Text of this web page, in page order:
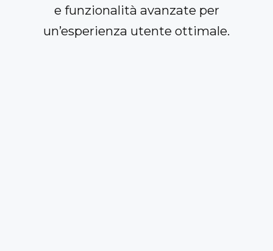
e funzionalità avanzate per
un’esperienza utente ottimale.